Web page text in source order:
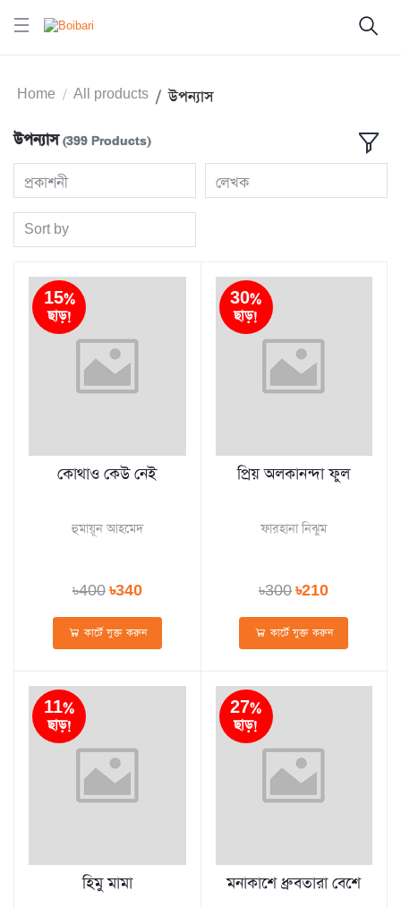
Home All products উপন্যাস
উপন্যাস(399 Products)
প্রকাশনী লেখক
Sort by
15%
ছাড়!
কোথাও কেউ নেই
হুমায়ূন আহমেদ
৳400৳340
কার্টে যুক্ত করুন
30%
ছাড়!
প্রিয় অলকানন্দা ফুল
ফারহানা নিঝুম
৳300৳210
কার্টে যুক্ত করুন
11%
ছাড়!
হিমু মামা
27%
ছাড়!
মনাকাশে ধ্রুবতারা বেশে